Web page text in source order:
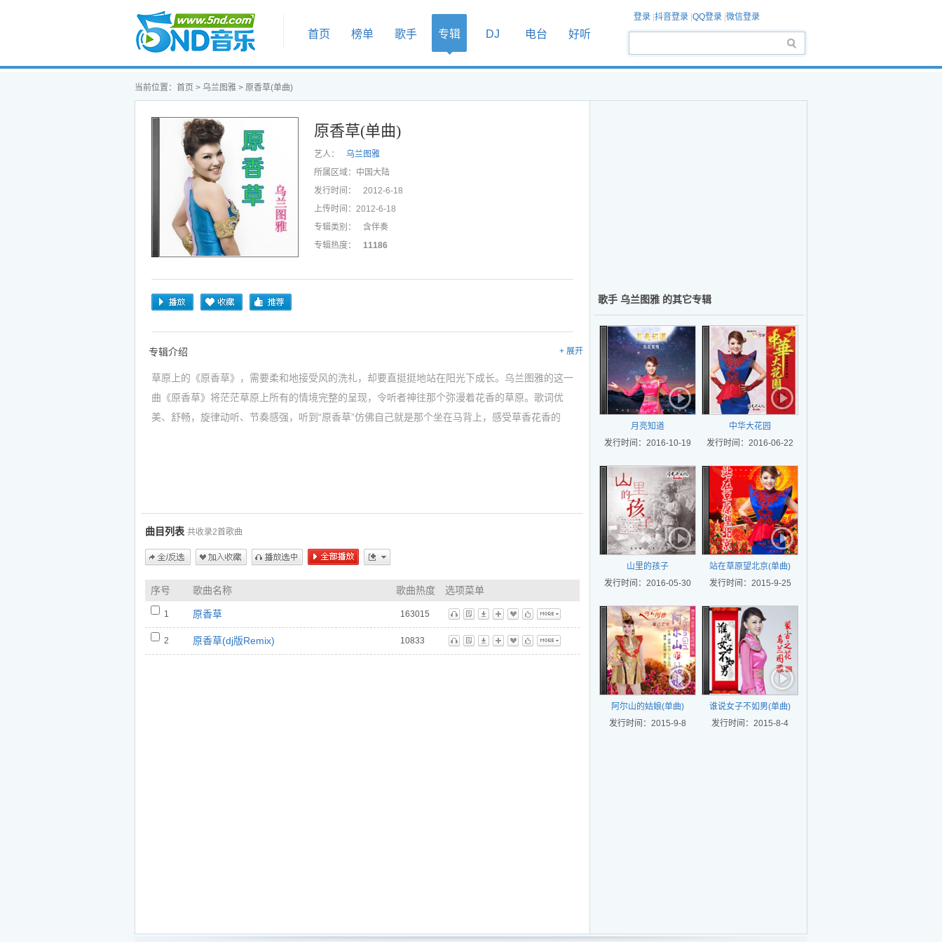
首页
首页 榜单 歌手 专辑 DJ 电台 好听
登录 抖音登录 QQ登录 微信登录
当前位置： 首页 > 乌兰图雅 > 原香草(单曲)
原香草(单曲)
艺人：
乌兰图雅
所属区域： 中国大陆
发行时间：
2012-6-18
上传时间： 2012-6-18
专辑类别：
含伴奏
专辑热度：
11186
专辑介绍 + 展开
草原上的《原香草》，需要柔和地接受风的洗礼，却要直挺挺地站在阳光下成长。乌兰图雅的这一
曲《原香草》将茫茫草原上所有的情境完整的呈现，令听者神往那个弥漫着花香的草原。歌词优
美、舒畅，旋律动听、节奏感强，听到“原香草”仿佛自己就是那个坐在马背上，感受草香花香的
2.原香草(dj版Remix) - 乌兰图雅
https://www.5nd.com/ting/573786.html
曲目列表 共收录2首歌曲
序号 歌曲名称 歌曲热度 选项菜单
1 原香草
163015
听
歌 下 播 藏 标
更多
2
原香草(dj版Remix)
10833
听
歌 下 播 藏 标 更多
歌手 乌兰图雅 的其它专辑
月亮知道
发行时间：2016-10-19
中华大花园
发行时间：2016-06-22
山里的孩子
发行时间：2016-05-30
站在草原望北京(单曲)
发行时间：2015-9-25
阿尔山的姑娘(单曲)
发行时间：2015-9-8
谁说女子不如男(单曲)
发行时间：2015-8-4